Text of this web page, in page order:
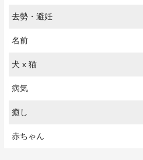
去勢・避妊
名前
犬 x 猫
病気
癒し
赤ちゃん